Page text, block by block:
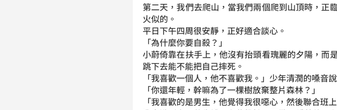
第二天，我們去爬山，當我們兩個爬到山頂時，正
火似的。
平日下午四周很安靜，正好適合談心。
「為什麼你要自殺？」
小蔚倚靠在扶手上，他沒有抬頭看瑰麗的夕陽，而
跳下去能不能把自己摔死。
「我喜歡一個人，他不喜歡我。」少年清潤的嗓音
「你還年輕，幹嘛為了一棵樹放棄整片森林？」
「我喜歡的是男生，他覺得我很噁心，然後聯合班